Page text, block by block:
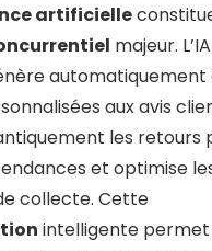
artificielle
majeur.
automatiquement
aux avis
les retours
et optimise
collecte. Cette
intelligente permet